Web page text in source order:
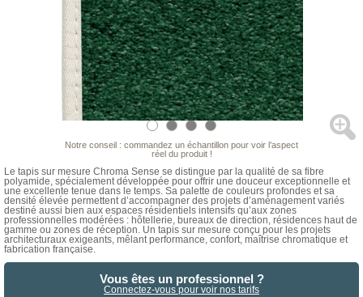
Notre conseil : commandez un échantillon pour voir l’aspect
réel du produit !
Le tapis sur mesure Chroma Sense se distingue par la qualité de sa fibre
polyamide, spécialement développée pour offrir une douceur exceptionnelle et
une excellente tenue dans le temps. Sa palette de couleurs profondes et sa
densité élevée permettent d’accompagner des projets d’aménagement variés
destiné aussi bien aux espaces résidentiels intensifs qu’aux zones
professionnelles modérées : hôtellerie, bureaux de direction, résidences haut de
gamme ou zones de réception. Un tapis sur mesure conçu pour les projets
architecturaux exigeants, mêlant performance, confort, maîtrise chromatique et
fabrication française.
Vous êtes un professionnel ?
Connectez-vous pour voir nos tarifs